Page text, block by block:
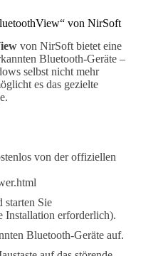
von NirSoft
von NirSoft bietet eine
Bluetooth-Geräte –
selbst nicht mehr
es das gezielte
von der offiziellen
starten Sie
Installation erforderlich).
Bluetooth-Geräte auf.